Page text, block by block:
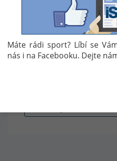
hlavně díky absenci
bronzová medaile pro
úspěšné splnění
Máte rádi sport? Líbí se
nás i na Facebooku. Dejte